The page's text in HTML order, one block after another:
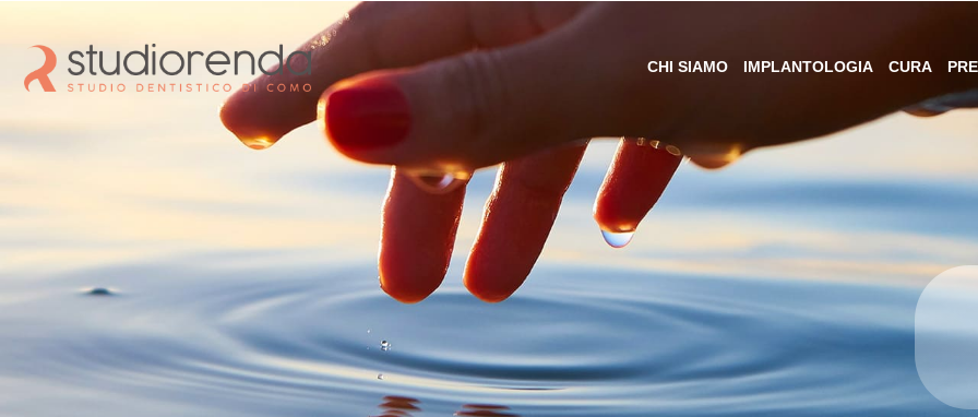
CHI SIAMO IMPLANTOLOGIA CURA